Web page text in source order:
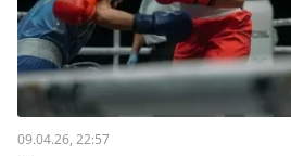
09.04.26, 22:57